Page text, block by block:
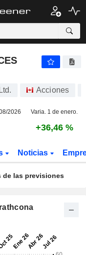
Acciones
2026 Varia. 1 de enero.
+36,46 %
Noticias
de las previsiones